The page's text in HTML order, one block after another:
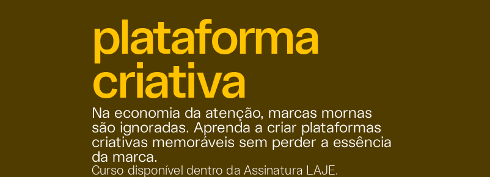
plataforma
criativa
Na economia da atenção, marcas mornas
são ignoradas. Aprenda a criar plataformas
criativas memoráveis sem perder a essência
da marca.
Curso disponível dentro da Assinatura LAJE.